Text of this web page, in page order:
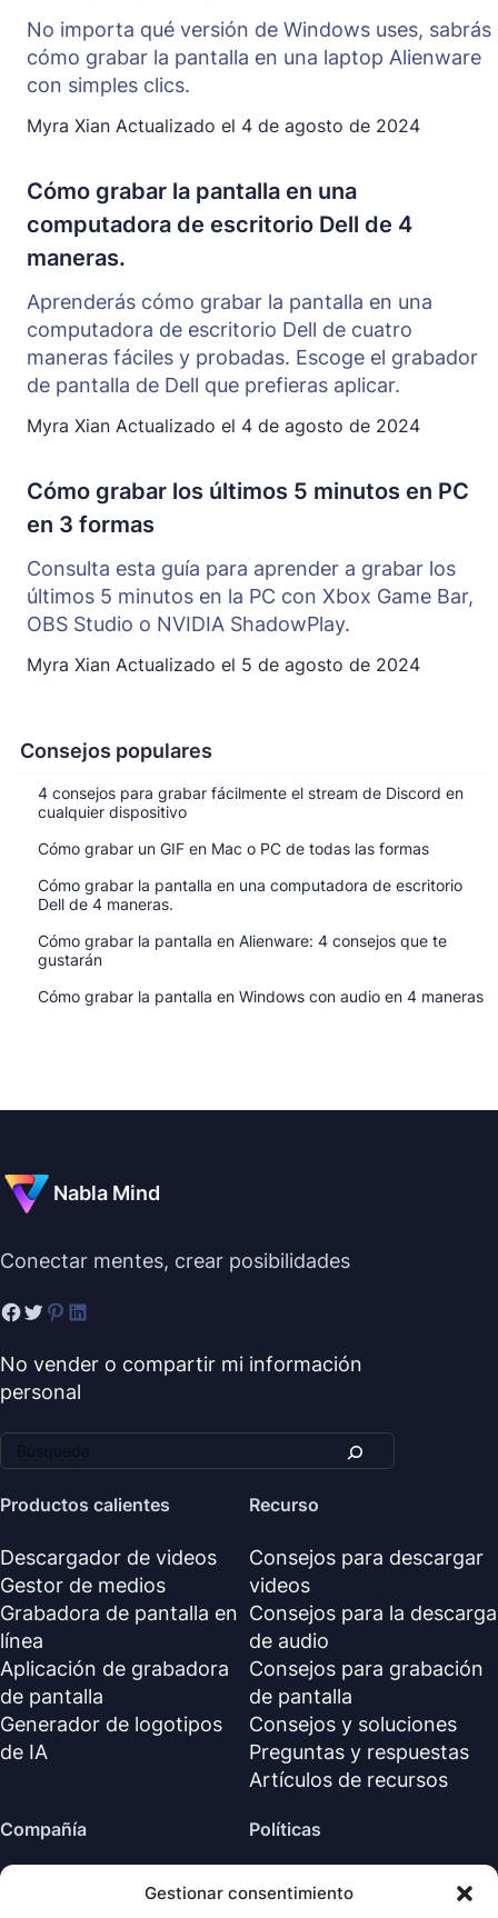
Gestionar consentimiento
Consejos populares
4 consejos para grabar fácilmente el stream de Discord en
cualquier dispositivo
Cómo grabar un GIF en Mac o PC de todas las formas
Cómo grabar la pantalla en una computadora de escritorio
Dell de 4 maneras.
Cómo grabar la pantalla en Alienware: 4 consejos que te
gustarán
Cómo grabar la pantalla en Windows con audio en 4 maneras
No importa qué versión de Windows uses, sabrás
cómo grabar la pantalla en una laptop Alienware
con simples clics.
Myra Xian Actualizado el 4 de agosto de 2024
Cómo grabar la pantalla en una
computadora de escritorio Dell de 4
maneras.
Aprenderás cómo grabar la pantalla en una
computadora de escritorio Dell de cuatro
maneras fáciles y probadas. Escoge el grabador
de pantalla de Dell que prefieras aplicar.
Myra Xian Actualizado el 4 de agosto de 2024
Cómo grabar los últimos 5 minutos en PC
en 3 formas
Consulta esta guía para aprender a grabar los
últimos 5 minutos en la PC con Xbox Game Bar,
OBS Studio o NVIDIA ShadowPlay.
Myra Xian Actualizado el 5 de agosto de 2024
Nabla Mind
Conectar mentes, crear posibilidades
No vender o compartir mi información
personal
Productos calientes
Descargador de videos
Gestor de medios
Grabadora de pantalla en
línea
Aplicación de grabadora
de pantalla
Generador de logotipos
de IA
Recurso
Consejos para descargar
videos
Consejos para la descarga
de audio
Consejos para grabación
de pantalla
Consejos y soluciones
Preguntas y respuestas
Artículos de recursos
Compañía
Sobre nosotros
Políticas
Política de reembolso